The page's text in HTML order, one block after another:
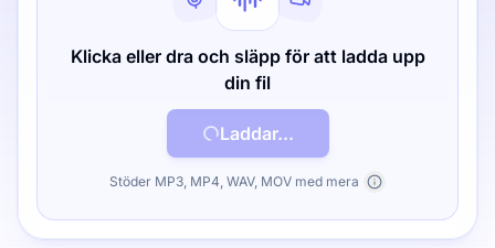
Klicka eller dra och släpp för att ladda upp
din fil
Laddar...
Stöder MP3, MP4, WAV, MOV med mera